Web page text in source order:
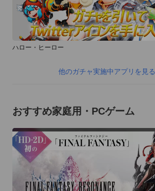
ハロー・ヒーロー
他のガチャ実施中アプリを見る
おすすめ家庭用・PCゲーム